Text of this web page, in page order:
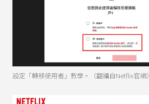
設定「轉移使用者」教學。（翻攝自Netflix官網）